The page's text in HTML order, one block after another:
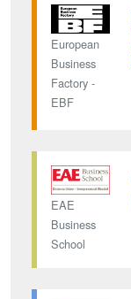
European
Business
Factory -
EBF
EAE
Business
School